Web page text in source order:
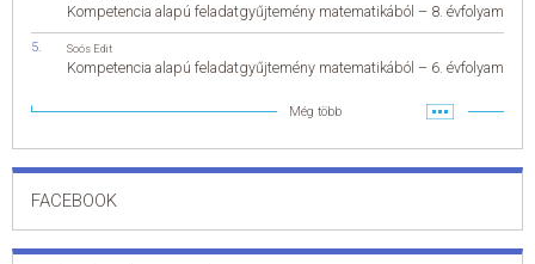
Kompetencia alapú feladatgyűjtemény matematikából – 8. évfolyam
Soós Edit
Kompetencia alapú feladatgyűjtemény matematikából – 6. évfolyam
Még több
FACEBOOK